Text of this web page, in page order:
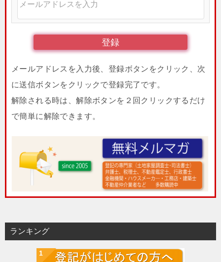
メールアドレスを入力後、登録ボタンをクリック、次
に送信ボタンをクリックで登録完了です。
解除される時は、解除ボタンを２回クリックするだけ
で簡単に解除できます。
ランキング